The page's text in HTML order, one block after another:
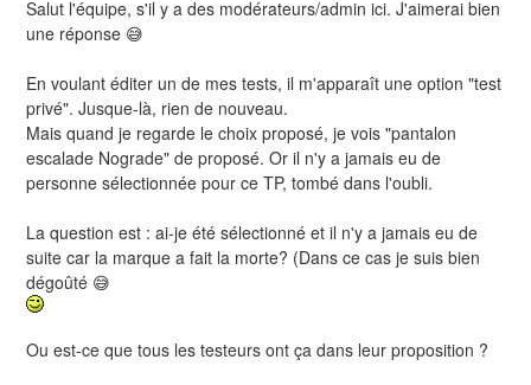
Salut l'équipe, s'il y a des modérateurs/admin ici. J'aimerai bien
une réponse 😅
En voulant éditer un de mes tests, il m'apparaît une option "test
privé". Jusque-là, rien de nouveau.
Mais quand je regarde le choix proposé, je vois "pantalon
escalade Nograde" de proposé. Or il n'y a jamais eu de
personne sélectionnée pour ce TP, tombé dans l'oubli.
La question est : ai-je été sélectionné et il n'y a jamais eu de
suite car la marque a fait la morte? (Dans ce cas je suis bien
dégoûté 😅
Ou est-ce que tous les testeurs ont ça dans leur proposition ?